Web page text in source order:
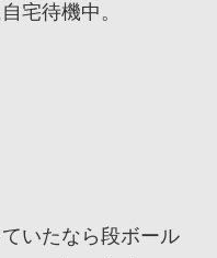
宅待機中。
いたなら段ボール